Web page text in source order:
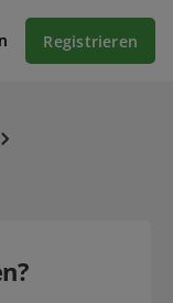
Registrieren